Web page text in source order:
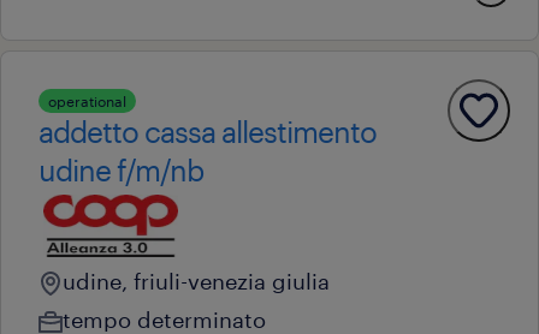
operational
addetto cassa allestimento
udine f/m/nb
udine, friuli-venezia giulia
tempo determinato